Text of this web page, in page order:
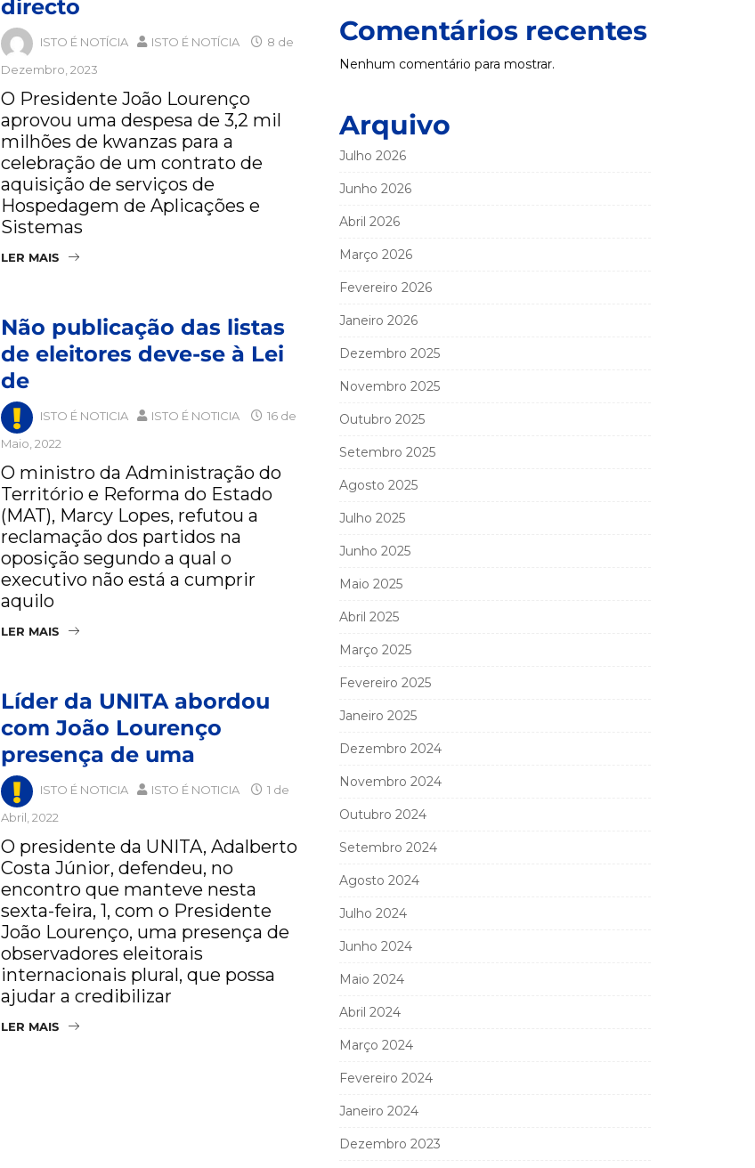
directo
ISTO É NOTÍCIA ISTO É NOTÍCIA
8 de
Dezembro, 2023
O Presidente João Lourenço
aprovou uma despesa de 3,2 mil
milhões de kwanzas para a
celebração de um contrato de
aquisição de serviços de
Hospedagem de Aplicações e
Sistemas
LER MAIS
Não publicação das listas
de eleitores deve-se à Lei
de
ISTO É NOTICIA ISTO É NOTICIA
16 de
Maio, 2022
O ministro da Administração do
Território e Reforma do Estado
(MAT), Marcy Lopes, refutou a
reclamação dos partidos na
oposição segundo a qual o
executivo não está a cumprir
aquilo
LER MAIS
Líder da UNITA abordou
com João Lourenço
presença de uma
ISTO É NOTICIA ISTO É NOTICIA
1 de
Abril, 2022
O presidente da UNITA, Adalberto
Costa Júnior, defendeu, no
encontro que manteve nesta
sexta-feira, 1, com o Presidente
João Lourenço, uma presença de
observadores eleitorais
internacionais plural, que possa
ajudar a credibilizar
LER MAIS
Comentários recentes
Nenhum comentário para mostrar.
Arquivo
Julho 2026
Junho 2026
Abril 2026
Março 2026
Fevereiro 2026
Janeiro 2026
Dezembro 2025
Novembro 2025
Outubro 2025
Setembro 2025
Agosto 2025
Julho 2025
Junho 2025
Maio 2025
Abril 2025
Março 2025
Fevereiro 2025
Janeiro 2025
Dezembro 2024
Novembro 2024
Outubro 2024
Setembro 2024
Agosto 2024
Julho 2024
Junho 2024
Maio 2024
Abril 2024
Março 2024
Fevereiro 2024
Janeiro 2024
Dezembro 2023